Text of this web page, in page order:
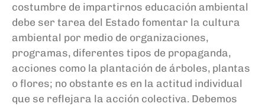
costumbre de impartirnos educación ambiental
debe ser tarea del Estado fomentar la cultura
ambiental por medio de organizaciones,
programas, diferentes tipos de propaganda,
acciones como la plantación de árboles, plantas
o flores; no obstante es en la actitud individual
que se reflejara la acción colectiva. Debemos